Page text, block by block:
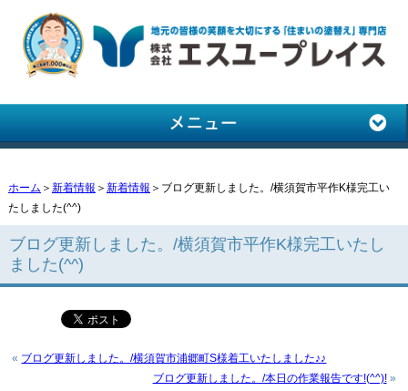
ホーム ＞ 新着情報 ＞ 新着情報 ＞ブログ更新しました。/横須賀市平作K様完工い
たしました(^^)
ブログ更新しました。/横須賀市平作K様完工いたし
ました(^^)
« ブログ更新しました。/横須賀市浦郷町S様着工いたしました♪♪
ブログ更新しました。/本日の作業報告です!(^^)!»